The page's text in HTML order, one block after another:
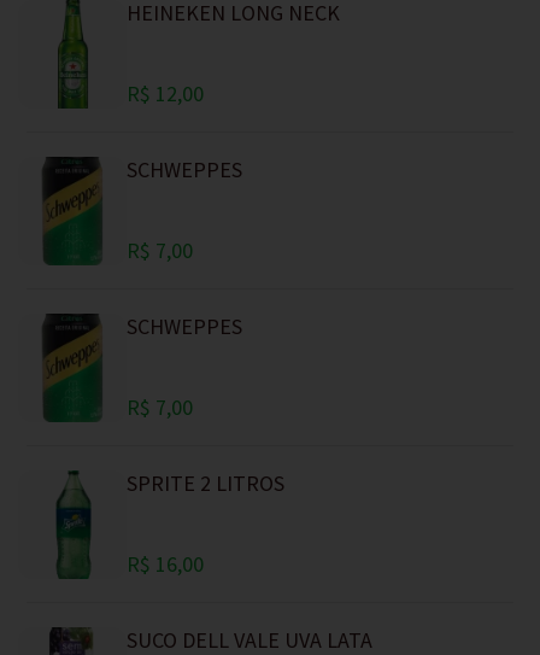
HEINEKEN LONG NECK
R$ 12,00
SCHWEPPES
R$ 7,00
SCHWEPPES
R$ 7,00
SPRITE 2 LITROS
R$ 16,00
SUCO DELL VALE UVA LATA